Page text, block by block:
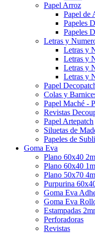
Papel Arroz
Papel de
Papeles
Papeles
Letras y
Letras y
Letras y
Letras y
Letras y
Papel
Colas y
Papel Maché -
Revistas
Papel Artepatch
Siluetas de
Papeles de
Goma Eva
Plano 60x40
Plano 60x40
Plano 50x70
Purpurina
Goma Eva
Goma Eva
Estampadas
Perforadoras
Revistas